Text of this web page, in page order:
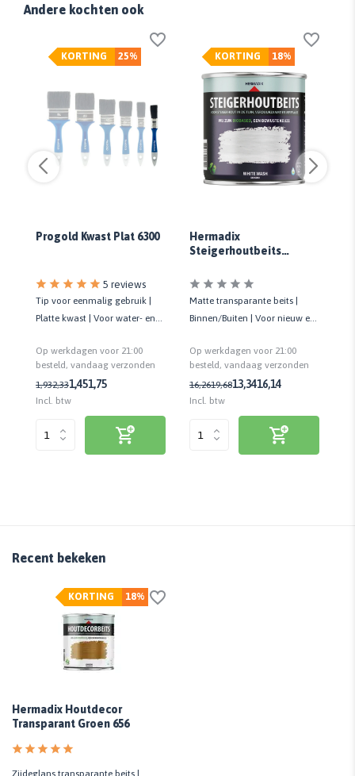
Andere kochten ook
25%
KORTING
Progold Kwast Plat 6300
5 reviews
Tip voor eenmalig gebruik |
Platte kwast | Voor water- en
beits
Op werkdagen voor 21:00
besteld, vandaag verzonden
1,932,331,451,75
Incl. btw
18%
KORTING
Hermadix
Steigerhoutbeits
Matte transparante beits |
Binnen/Buiten | Voor nieuw en
Op werkdagen voor 21:00
besteld, vandaag verzonden
16,2619,6813,3416,14
Incl. btw
Recent bekeken
18%
KORTING
Hermadix Houtdecor
Transparant Groen 656
Zijdeglans transparante beits |